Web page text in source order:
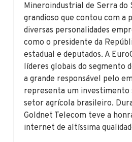
Mineroindustrial de Serra do
grandioso que contou com a
diversas personalidades
como o presidente da
estadual e deputados. A
líderes globais do segmento
a grande responsável pelo
representa um investimento
setor agrícola brasileiro.
Goldnet Telecom teve a
internet de altíssima